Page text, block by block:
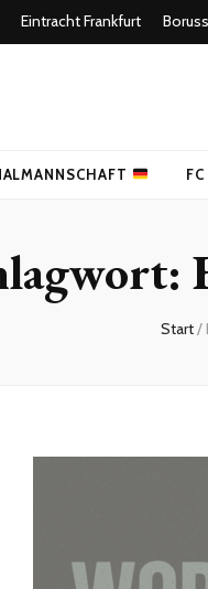
Eintracht Frankfurt
Start/